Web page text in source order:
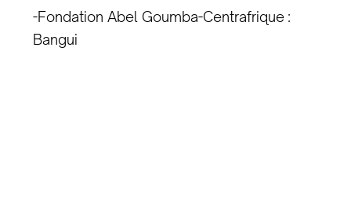
-Fondation Abel Goumba-Centrafrique :
Bangui